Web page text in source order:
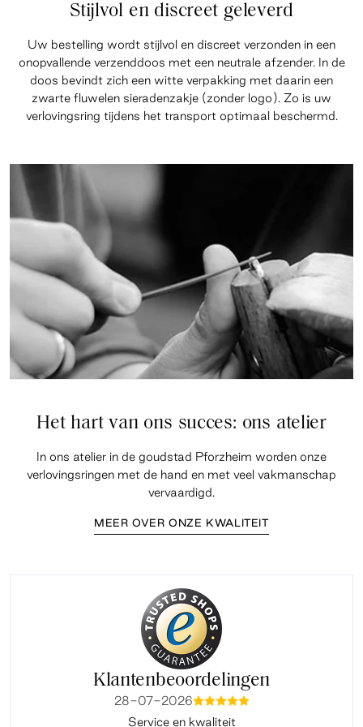
Stijlvol en discreet geleverd
Uw bestelling wordt stijlvol en discreet verzonden in een
onopvallende verzenddoos met een neutrale afzender. In de
doos bevindt zich een witte verpakking met daarin een
zwarte fluwelen sieradenzakje (zonder logo). Zo is uw
verlovingsring tijdens het transport optimaal beschermd.
Het hart van ons succes: ons atelier
In ons atelier in de goudstad Pforzheim worden onze
verlovingsringen met de hand en met veel vakmanschap
vervaardigd.
MEER OVER ONZE KWALITEIT
Klantenbeoordelingen
28-07-2026mmmmm
Service en kwaliteit